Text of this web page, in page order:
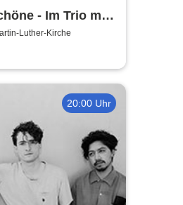
- Im Trio mit
Ich öffne die Tür
Luther-Kirche
20:00 Uhr